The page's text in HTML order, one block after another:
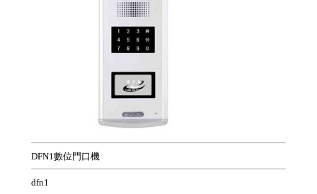
DFN1數位門口機
dfn1